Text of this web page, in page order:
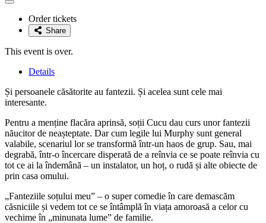
Adaugă
favoriteOrder tickets
Share
This event is over.
Details
Și persoanele căsătorite au fantezii. Și acelea sunt cele mai
interesante.
Pentru a menține flacăra aprinsă, soții Cucu dau curs unor fantezii
năucitor de neașteptate. Dar cum legile lui Murphy sunt general
valabile, scenariul lor se transformă într-un haos de grup. Sau, mai
degrabă, într-o încercare disperată de a reînvia ce se poate reînvia cu
tot ce ai la îndemână – un instalator, un hoț, o rudă și alte obiecte de
prin casa omului.
„Fanteziile soțului meu” – o super comedie în care demascăm
căsniciile și vedem tot ce se întâmplă în viața amoroasă a celor cu
vechime în „minunata lume” de familie.